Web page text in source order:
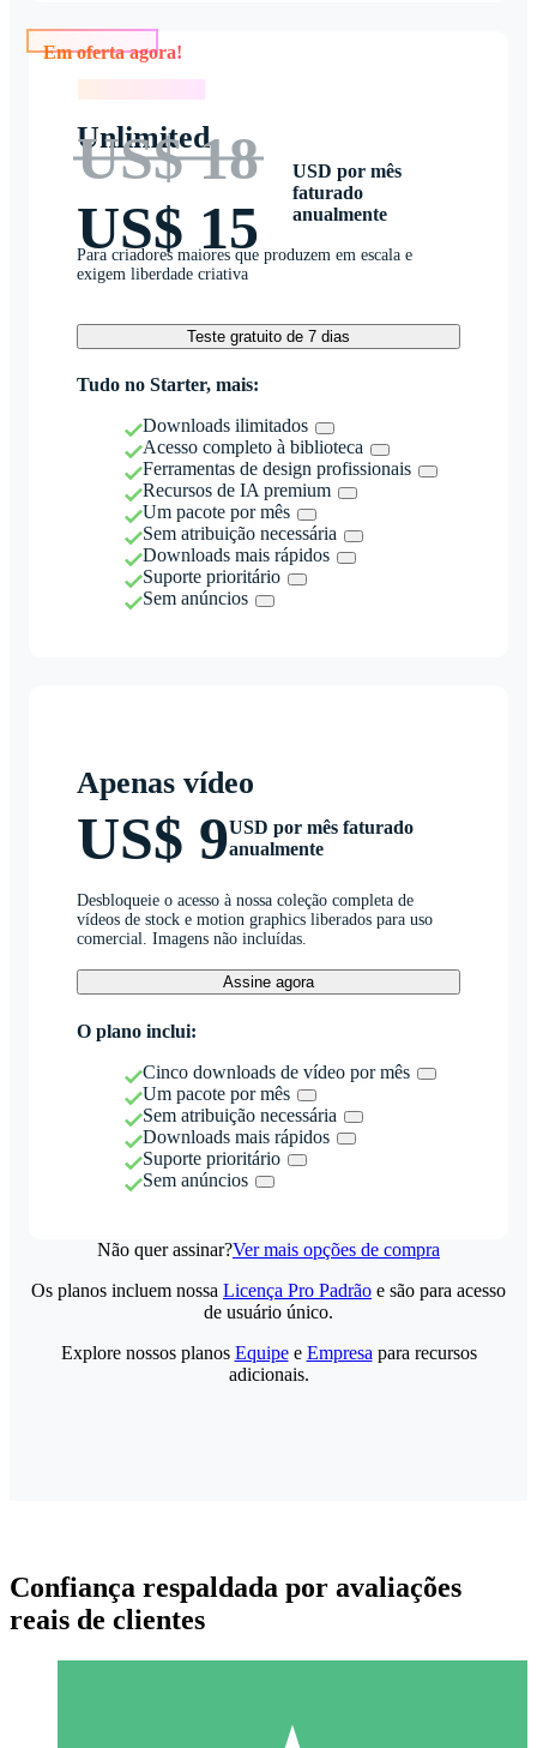
Unlimited
US$ 18
US$ 15
USD por mês
faturado
anualmente
Para criadores maiores que produzem em escala e
exigem liberdade criativa
Teste gratuito de 7 dias
Tudo no Starter, mais:
Downloads ilimitados
Acesso completo à biblioteca
Ferramentas de design profissionais
Recursos de IA premium
Um pacote por mês
Sem atribuição necessária
Downloads mais rápidos
Suporte prioritário
Sem anúncios
Apenas vídeo
US$ 9USD por mês faturado
anualmente
Desbloqueie o acesso à nossa coleção completa de
vídeos de stock e motion graphics liberados para uso
comercial. Imagens não incluídas.
Assine agora
O plano inclui:
Cinco downloads de vídeo por mês
Um pacote por mês
Sem atribuição necessária
Downloads mais rápidos
Suporte prioritário
Sem anúncios
Não quer assinar?Ver mais opções de compra
Os planos incluem nossa Licença Pro Padrão e são para acesso
de usuário único.
Explore nossos planos Equipee Empresa para recursos
adicionais.
Confiança respaldada por avaliações
reais de clientes